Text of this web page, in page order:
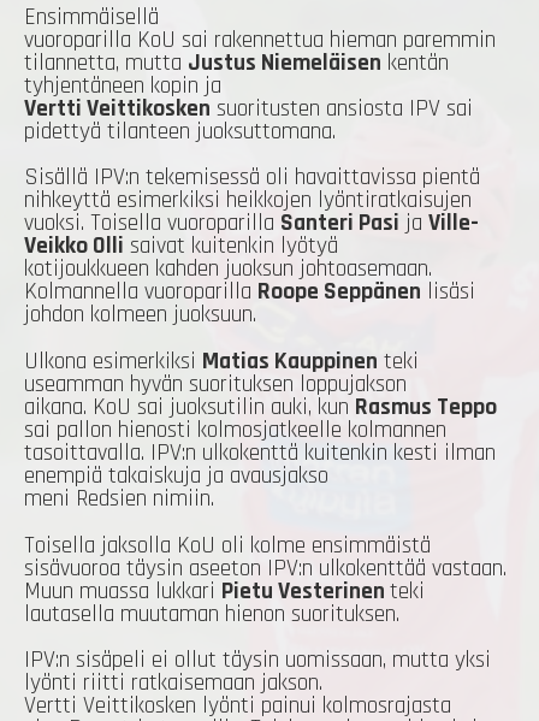
Ensimmäisellä
vuoroparilla KoU sai rakennettua hieman paremmin
tilannetta, mutta Justus Niemeläisen kentän
tyhjentäneen kopin ja
Vertti Veittikosken suoritusten ansiosta IPV sai
pidettyä tilanteen juoksuttomana.
Sisällä IPV:n tekemisessä oli havaittavissa pientä
nihkeyttä esimerkiksi heikkojen lyöntiratkaisujen
vuoksi. Toisella vuoroparilla Santeri Pasi ja Ville-
Veikko Olli saivat kuitenkin lyötyä
kotijoukkueen kahden juoksun johtoasemaan.
Kolmannella vuoroparilla Roope Seppänen lisäsi
johdon kolmeen juoksuun.
Ulkona esimerkiksi Matias Kauppinen teki
useamman hyvän suorituksen loppujakson
aikana. KoU sai juoksutilin auki, kun Rasmus Teppo
sai pallon hienosti kolmosjatkeelle kolmannen
tasoittavalla. IPV:n ulkokenttä kuitenkin kesti ilman
enempiä takaiskuja ja avausjakso
meni Redsien nimiin.
Toisella jaksolla KoU oli kolme ensimmäistä
sisävuoroa täysin aseeton IPV:n ulkokenttää vastaan.
Muun muassa lukkari Pietu Vesterinen teki
lautasella muutaman hienon suorituksen.
IPV:n sisäpeli ei ollut täysin uomissaan, mutta yksi
lyönti riitti ratkaisemaan jakson.
Vertti Veittikosken lyönti painui kolmosrajasta